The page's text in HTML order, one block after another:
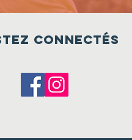
connectés